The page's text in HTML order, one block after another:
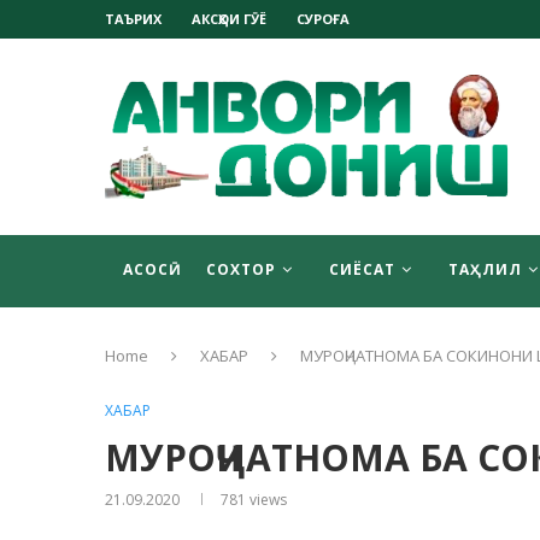
ТАЪРИХ АКСҲОИ ГӮЁ СУРОҒА
АСОСӢ СОХТОР СИЁСАТ ТАҲЛИЛ
Home ХАБАР МУРОҶИАТНОМА БА
ХАБАР
МУРОҶИАТНОМА БА
21.09.2020 781 views